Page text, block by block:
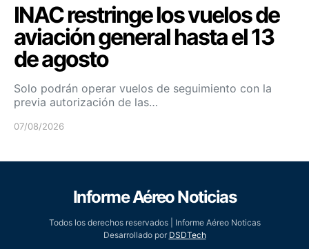
INAC restringe los vuelos de
aviación general hasta el 13
de agosto
Solo podrán operar vuelos de seguimiento con la
previa autorización de las…
07/08/2026
Informe Aéreo Noticias
Todos los derechos reservados | Informe Aéreo Noticas
Desarrollado por DSDTech